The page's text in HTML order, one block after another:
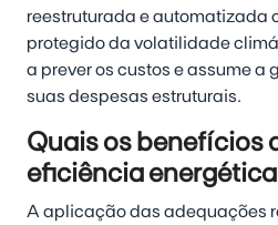
reestruturada e automatizada
protegido da volatilidade
a prever os custos e assume a
suas despesas estruturais.
Quais os benefícios
eficiência
A aplicação das adequações